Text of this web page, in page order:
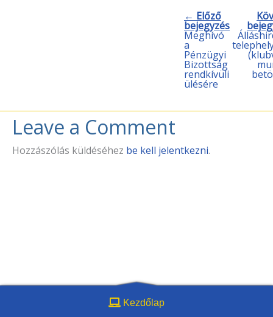
← Előző
bejegyzés
Meghívó
a
Pénzügyi
Bizottság
rendkívüli
ülésére
Leave a Comment
Hozzászólás küldéséhez be kell jelentkezni.
Kezdőlap